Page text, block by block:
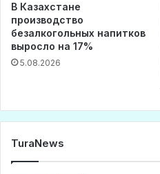
В Казахстане
производство
безалкогольных напитков
выросло на 17%
5.08.2026
TuraNews